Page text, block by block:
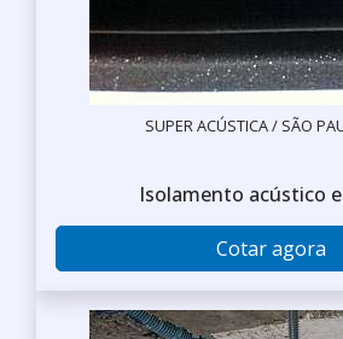
SUPER ACÚSTICA / SÃO
Isolamento acústico
Cotar agora